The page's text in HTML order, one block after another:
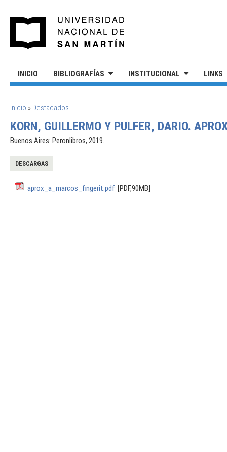
INICIO BIBLIOGRAFÍAS INSTITUCIONAL LINKS
SE ENCUENTRA USTED AQUÍ
Inicio » Destacados
KORN, GUILLERMO Y PULFER, DARIO.
Buenos Aires: Peronlibros, 2019.
DESCARGAS
aprox_a_marcos_fingerit.pdf [PDF,90MB]